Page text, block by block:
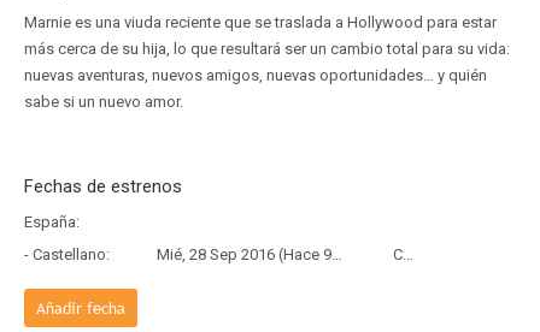
Marnie es una viuda reciente que se traslada a Hollywood para estar
más cerca de su hija, lo que resultará ser un cambio total para su vida:
nuevas aventuras, nuevos amigos, nuevas oportunidades… y quién
sabe si un nuevo amor.
Fechas de estrenos
España:
- Castellano:
Mié, 28 Sep 2016 (Hace 9 años y 10 meses) Copia Física
Añadir fecha